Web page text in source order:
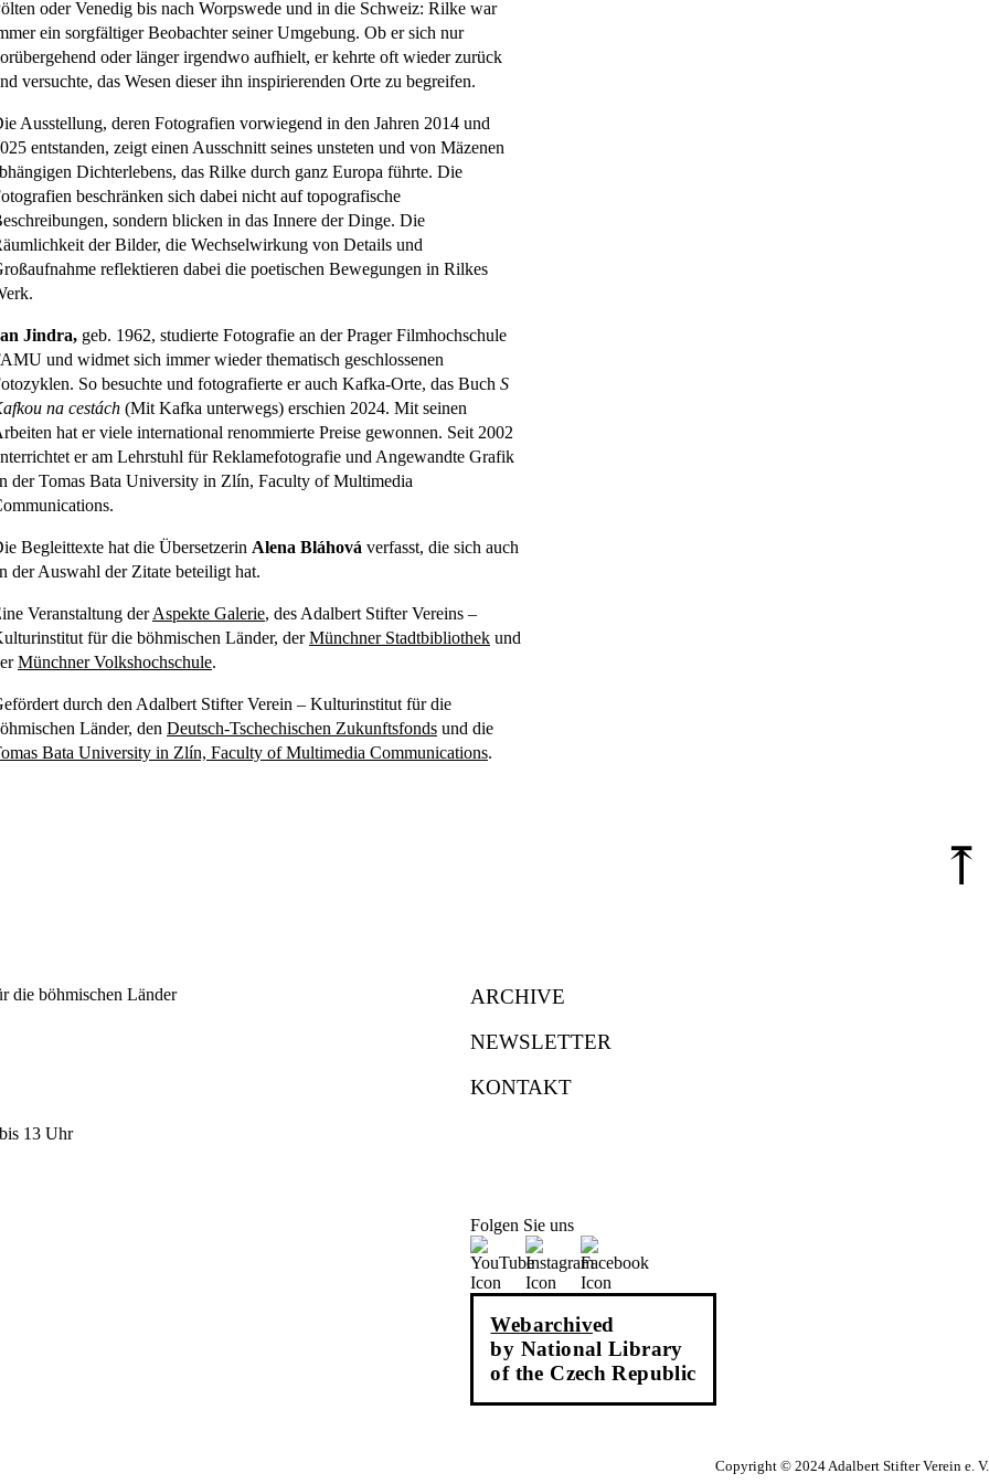
oder Venedig bis nach Worpswede und in die Schweiz: Rilke war
ein sorgfältiger Beobachter seiner Umgebung. Ob er sich nur
oder länger irgendwo aufhielt, er kehrte oft wieder zurück
versuchte, das Wesen dieser ihn inspirierenden Orte zu begreifen.
Ausstellung, deren Fotografien vorwiegend in den Jahren 2014 und
entstanden, zeigt einen Ausschnitt seines unsteten und von Mäzenen
Dichterlebens, das Rilke durch ganz Europa führte. Die
beschränken sich dabei nicht auf topografische
sondern blicken in das Innere der Dinge. Die
der Bilder, die Wechselwirkung von Details und
reflektieren dabei die poetischen Bewegungen in Rilkes
Jindra, geb. 1962, studierte Fotografie an der Prager Filmhochschule
und widmet sich immer wieder thematisch geschlossenen
So besuchte und fotografierte er auch Kafka-Orte, das Buch S
na cestách (Mit Kafka unterwegs) erschien 2024. Mit seinen
hat er viele international renommierte Preise gewonnen. Seit 2002
er am Lehrstuhl für Reklamefotografie und Angewandte Grafik
der Tomas Bata University in Zlín, Faculty of Multimedia
Begleittexte hat die Übersetzerin Alena Bláhová verfasst, die sich auch
der Auswahl der Zitate beteiligt hat.
Veranstaltung derAspekte Galerie, des Adalbert Stifter Vereins –
für die böhmischen Länder, derMünchner Stadtbibliothek und
Münchner Volkshochschule.
durch den Adalbert Stifter Verein – Kulturinstitut für die
Länder, den Deutsch-Tschechischen Zukunftsfonds und die
Bata University in Zlín, Faculty of Multimedia Communications.
⤒
13 Uhr
ARCHIVE
NEWSLETTER
KONTAKT
Folgen Sie uns
Webarchived
by National Library
of the Czech Republic
Copyright © 2024 Adalbert Stifter Verein e. V.